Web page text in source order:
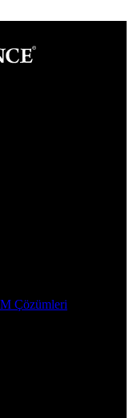
Çözümleri